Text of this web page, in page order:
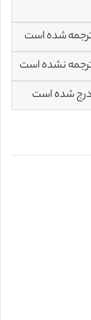
شده است
نشده است
درج شده است